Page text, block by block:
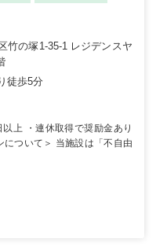
竹の塚1-35-1 レジデンスヤ
徒歩5分
上 ・連休取得で奨励金あり
について＞ 当施設は「不自由